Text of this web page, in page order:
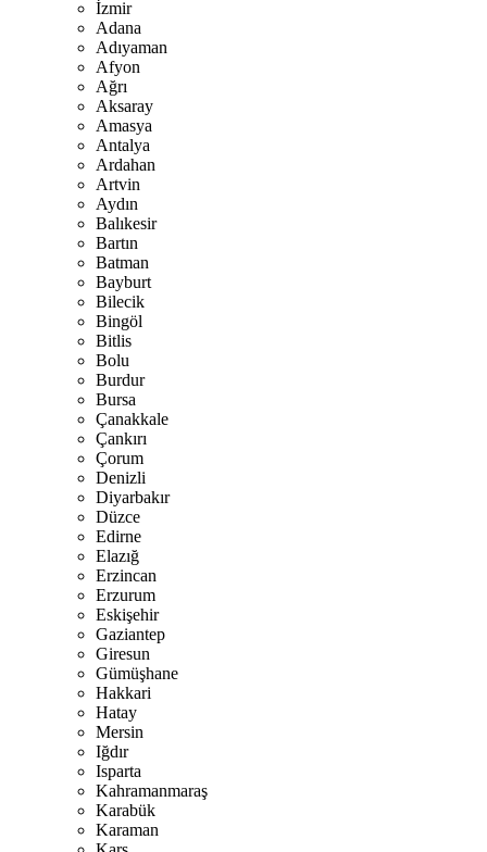
İzmir
Adana
Adıyaman
Afyon
Ağrı
Aksaray
Amasya
Antalya
Ardahan
Artvin
Aydın
Balıkesir
Bartın
Batman
Bayburt
Bilecik
Bingöl
Bitlis
Bolu
Burdur
Bursa
Çanakkale
Çankırı
Çorum
Denizli
Diyarbakır
Düzce
Edirne
Elazığ
Erzincan
Erzurum
Eskişehir
Gaziantep
Giresun
Gümüşhane
Hakkari
Hatay
Mersin
Iğdır
Isparta
Kahramanmaraş
Karabük
Karaman